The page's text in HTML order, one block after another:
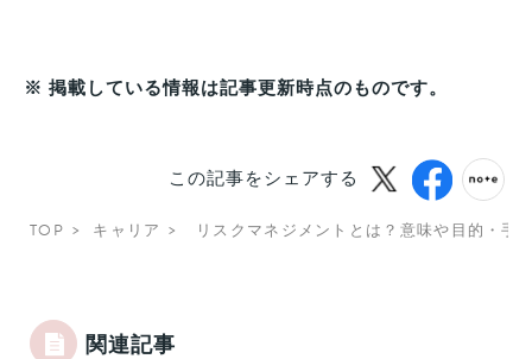
※ 掲載している情報は記事更新時点のものです。
この記事をシェアする
TOP キャリア リスクマネジメントとは？意味や目的・手
関連記事